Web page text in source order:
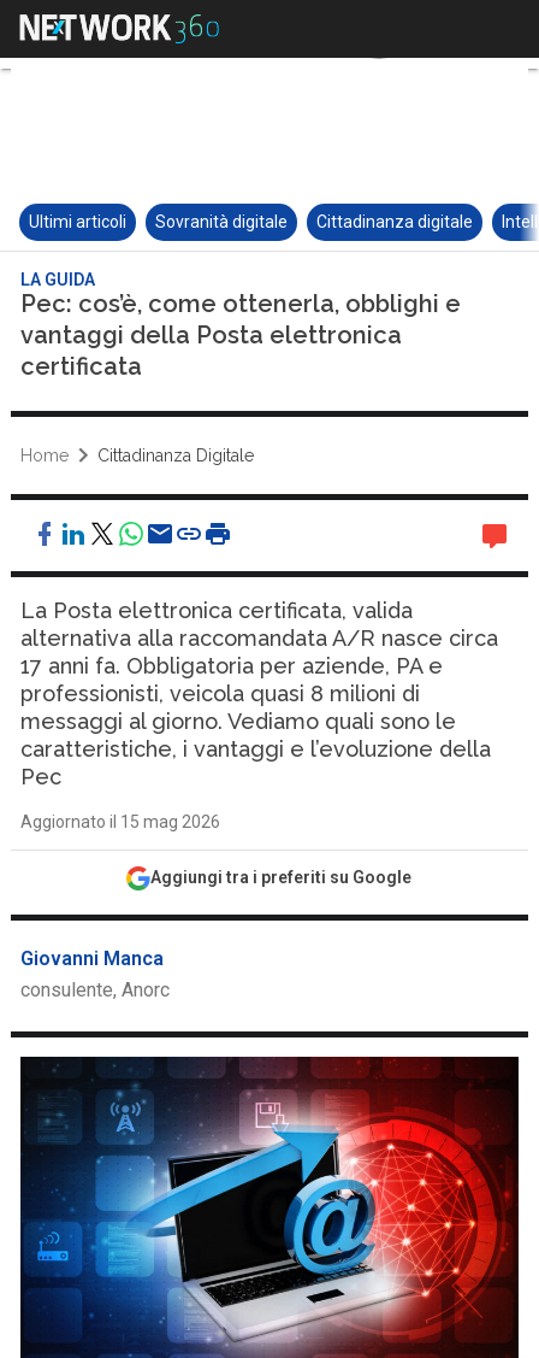
Ultimi articoli Sovranità digitale Cittadinanza digitale
LA GUIDA
Pec: cos’è, come ottenerla, obblighi e
vantaggi della Posta elettronica
certificata
Home Cittadinanza Digitale
La Posta elettronica certificata, valida
alternativa alla raccomandata A/R nasce circa
17 anni fa. Obbligatoria per aziende, PA e
professionisti, veicola quasi 8 milioni di
messaggi al giorno. Vediamo quali sono le
caratteristiche, i vantaggi e l’evoluzione della
Pec
Aggiornato il 15 mag 2026
Aggiungi tra i preferiti su Google
Giovanni Manca
consulente, Anorc